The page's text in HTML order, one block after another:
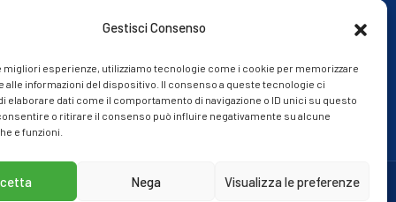
Gestisci Consenso
migliori esperienze, utilizziamo tecnologie come i cookie per memorizzare
alle informazioni del dispositivo. Il consenso a queste tecnologie ci
elaborare dati come il comportamento di navigazione o ID unici su questo
o ritirare il consenso può influire negativamente su alcune
e funzioni.
Nega Visualizza le preferenze